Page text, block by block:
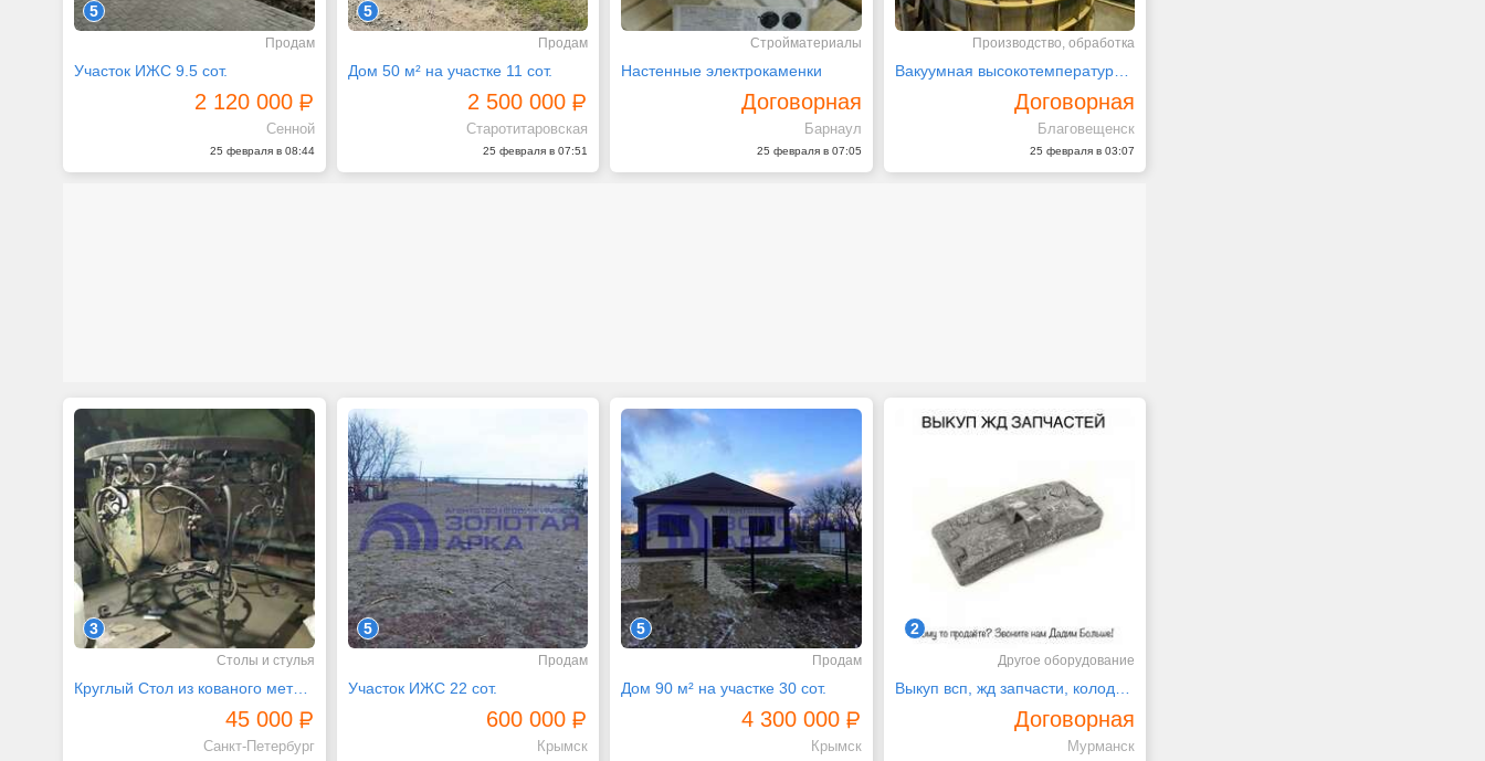
5
Продам
Участок ИЖС 9.5 сот.
2 120 000
Сенной
25 февраля в 08:44
5
Продам
Дом 50 м² на участке 11 сот.
2 500 000
Старотитаровская
25 февраля в 07:51
Стройматериалы
Настенные электрокаменки
Договорная
Барнаул
25 февраля в 07:05
Производство, обработка
Вакуумная высокотемпературная пайка
Договорная
Благовещенск
25 февраля в 03:07
3
Столы и стулья
Круглый Стол из кованого металла виноградная лоза
45 000
Санкт-Петербург
5
Продам
Участок ИЖС 22 сот.
600 000
Крымск
5
Продам
Дом 90 м² на участке 30 сот.
4 300 000
Крымск
2
Другое оборудование
Договорная
Мурманск